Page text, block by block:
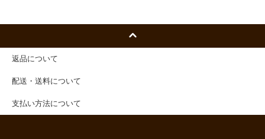
返品について
配送・送料について
支払い方法について